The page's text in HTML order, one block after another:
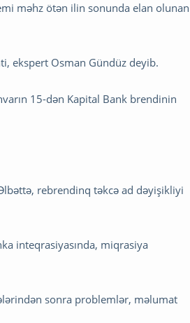
məhz ötən ilin sonunda elan olunan
ekspert Osman Gündüz deyib.
15-dən Kapital Bank brendinin
rebrendinq təkcə ad dəyişikliyi
inteqrasiyasında, miqrasiya
sonra problemlər, məlumat